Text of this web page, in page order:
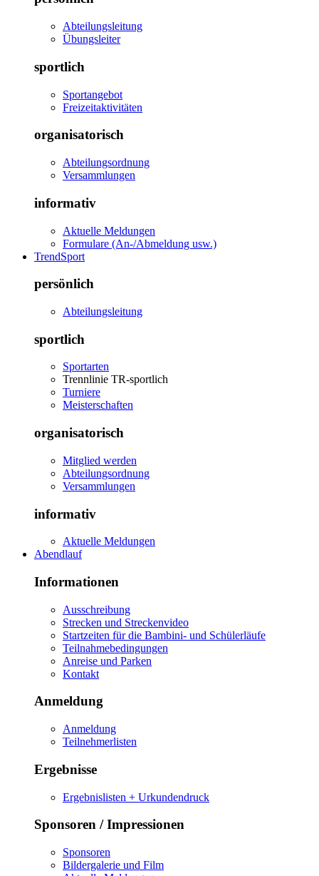
Abteilungsleitung
Übungsleiter
sportlich
Sportangebot
Freizeitaktivitäten
organisatorisch
Abteilungsordnung
Versammlungen
informativ
Aktuelle Meldungen
Formulare (An-/Abmeldung usw.)
TrendSport
persönlich
Abteilungsleitung
sportlich
Sportarten
Trennlinie TR-sportlich
Turniere
Meisterschaften
organisatorisch
Mitglied werden
Abteilungsordnung
Versammlungen
informativ
Aktuelle Meldungen
Abendlauf
Informationen
Ausschreibung
Strecken und Streckenvideo
Startzeiten für die Bambini- und Schülerläufe
Teilnahmebedingungen
Anreise und Parken
Kontakt
Anmeldung
Anmeldung
Teilnehmerlisten
Ergebnisse
Ergebnislisten + Urkundendruck
Sponsoren / Impressionen
Sponsoren
Bildergalerie und Film